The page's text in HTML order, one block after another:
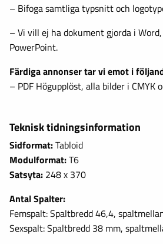
– Bifoga samtliga typsnitt och
– Vi vill ej ha dokument gjorda i
PowerPoint.
Färdiga annonser tar vi emot i
– PDF Högupplöst, alla bilder i CMYK
Teknisk tidningsinformation
Sidformat:Tabloid
Modulformat:T6
Satsyta: 248 x 370
Antal Spalter:
Femspalt: Spaltbredd 46,4,
Sexspalt: Spaltbredd 38 mm,